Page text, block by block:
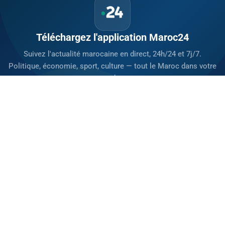
Téléchargez l'application Maroc24
Suivez l'actualité marocaine en direct, 24h/24 et 7j/7.
Politique, économie, sport, culture — tout le Maroc dans votre
poche.